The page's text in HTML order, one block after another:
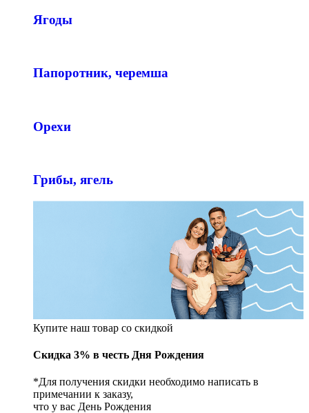
Ягоды
Папоротник, черемша
Орехи
Грибы, ягель
Купите наш товар со скидкой
Скидка 3% в честь Дня Рождения
*Для получения скидки необходимо написать в
примечании к заказу,
что у вас День Рождения